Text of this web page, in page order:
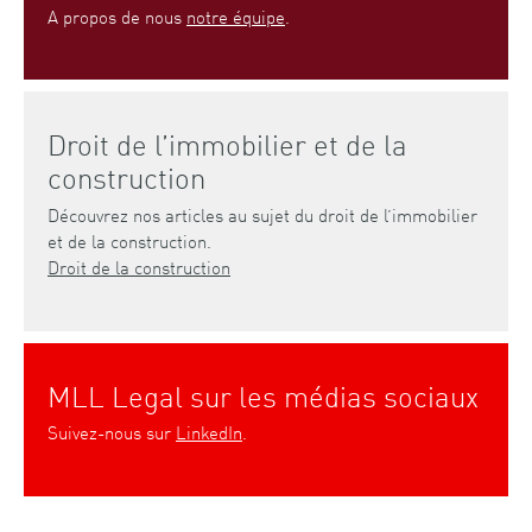
A propos de nous notre équipe
Droit de l’immobilier et de la
construction
Découvrez nos articles au sujet du droit de l’immobilier
et de la construction.
Droit de la construction
MLL Legal sur les médias sociaux
Suivez-nous sur LinkedIn.